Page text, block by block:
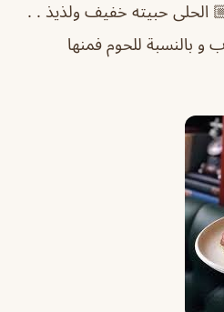
الحلى حبيته خفيف ولذيذ . .
و بالنسبة للحوم فمنها